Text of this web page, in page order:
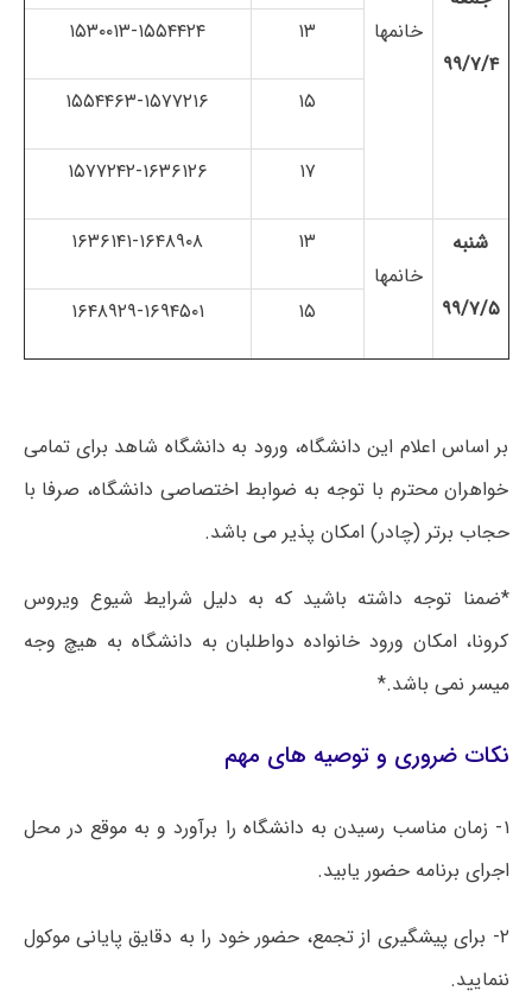
۹۹/۷/۴
خانم­ها ۱۳ ۱۵۳۰۰۱۳-۱۵۵۴۴۲۴
۱۵ ۱۵۵۴۴۶۳-۱۵۷۷۲۱۶
۱۷ ۱۵۷۷۲۴۲-۱۶۳۶۱۲۶
شنبه
۹۹/۷/۵
خانم­ها
۱۳ ۱۶۳۶۱۴۱-۱۶۴۸۹۰۸
۱۵ ۱۶۴۸۹۲۹-۱۶۹۴۵۰۱
بر اساس اعلام این دانشگاه، ورود به دانشگاه شاهد برای تمامی
خواهران محترم با توجه به ضوابط اختصاصی دانشگاه، صرفا با
حجاب برتر (چادر) امکان پذیر می باشد.
*ضمنا توجه داشته باشید که به دلیل شرایط شیوع ویروس
کرونا، امکان ورود خانواده دواطلبان به دانشگاه به هیچ وجه
میسر نمی باشد.*
نکات ضروری و توصیه های مهم
۱- زمان مناسب رسیدن به دانشگاه را برآورد و به موقع در محل
اجرای برنامه حضور یابید.
۲- برای پیشگیری از تجمع، حضور خود را به دقایق پایانی موکول
ننمایید.